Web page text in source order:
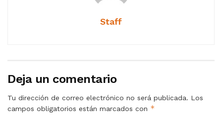
Staff
Deja un comentario
Tu dirección de correo electrónico no será publicada. Los
campos obligatorios están marcados con *